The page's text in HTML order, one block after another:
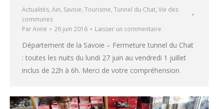
Actualités, Ain, Savoie, Tourisme, Tunnel du Chat, Vie des
communes
ParAnne 26 juin 2016 Laisser un commentaire
Département de la Savoie – Fermeture tunnel du Chat
: toutes les nuits du lundi 27 juin au vendredi 1 juillet
inclus de 22h à 6h. Merci de votre compréhension